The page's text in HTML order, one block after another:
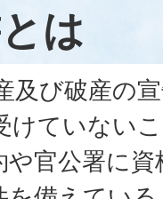
は
及び破産の
けていない
官公署に